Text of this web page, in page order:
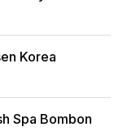
Korea
Spa Bombon